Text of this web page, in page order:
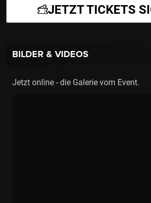
JETZT TICKETS
BILDER & VIDEOS
Jetzt online - die Galerie vom Event.